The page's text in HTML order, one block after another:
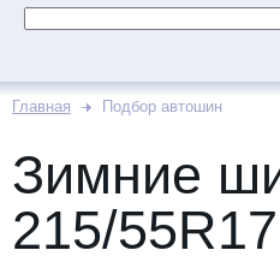
Главная Подбор автошин
Зимние
215/